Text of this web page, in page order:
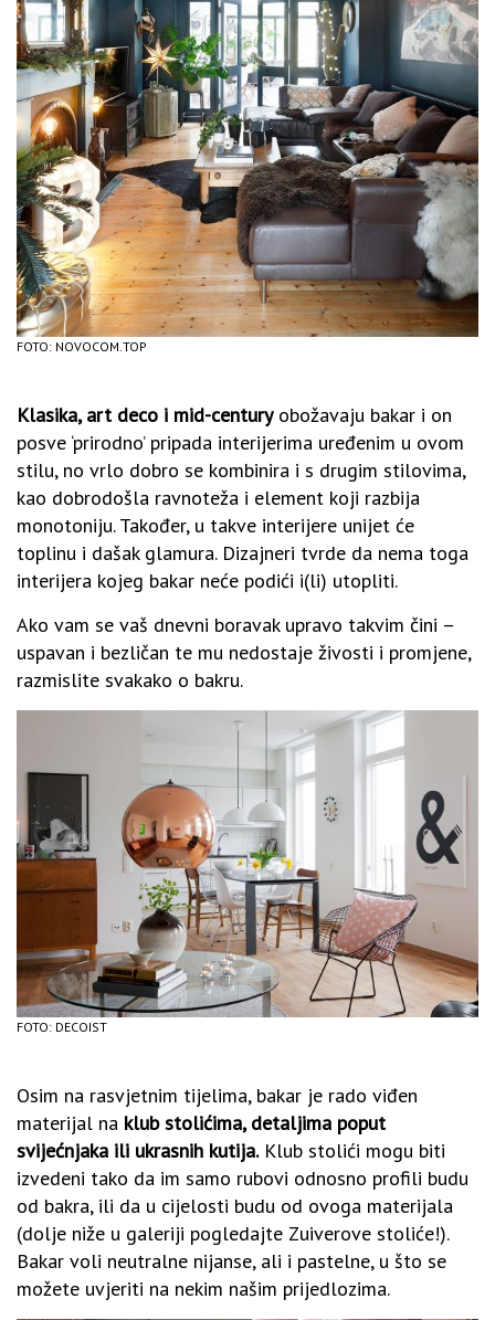
FOTO: NOVOCOM.TOP
Klasika, art deco i mid-centuryobožavaju bakar i on
posve ‘prirodno’ pripada interijerima uređenim u ovom
stilu, no vrlo dobro se kombinira i s drugim stilovima,
kao dobrodošla ravnoteža i element koji razbija
monotoniju. Također, u takve interijere unijet će
toplinu i dašak glamura. Dizajneri tvrde da nema toga
interijera kojeg bakar neće podići i(li) utopliti.
Ako vam se vaš dnevni boravak upravo takvim čini –
uspavan i bezličan te mu nedostaje živosti i promjene,
razmislite svakako o bakru.
FOTO: DECOIST
Osim na rasvjetnim tijelima, bakar je rado viđen
materijal na klub stolićima, detaljima poput
svijećnjaka ili ukrasnih kutija.Klub stolići mogu biti
izvedeni tako da im samo rubovi odnosno profili budu
od bakra, ili da u cijelosti budu od ovoga materijala
(dolje niže u galeriji pogledajte Zuiverove stoliće!).
Bakar voli neutralne nijanse, ali i pastelne, u što se
možete uvjeriti na nekim našim prijedlozima.